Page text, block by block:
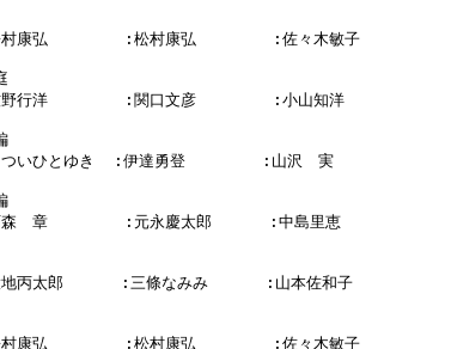
康弘        :松村康弘        :佐々木敏子
行洋        :関口文彦        :小山知洋
いひとゆき  :伊達勇登        :山沢　実
　章        :元永慶太郎      :中島里恵
丙太郎      :三條なみみ      :山本佐和子
康弘        :松村康弘        :佐々木敏子